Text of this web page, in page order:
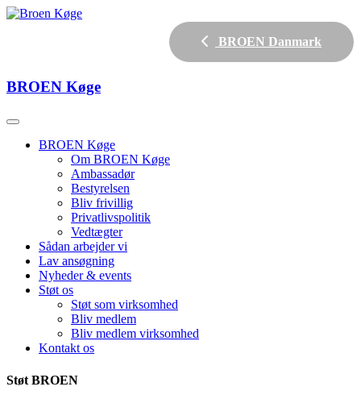
BROEN Danmark
BROEN Køge
BROEN Køge
Om BROEN Køge
Ambassadør
Bestyrelsen
Bliv frivillig
Privatlivspolitik
Vedtægter
Sådan arbejder vi
Lav ansøgning
Nyheder & events
Støt os
Støt som virksomhed
Bliv medlem
Bliv medlem virksomhed
Kontakt os
Støt BROEN